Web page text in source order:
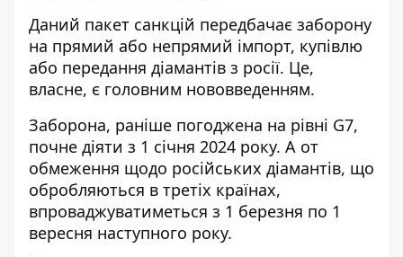
Даний пакет санкцій передбачає заборону
на прямий або непрямий імпорт, купівлю
або передання діамантів з росії. Це,
власне, є головним нововведенням.
Заборона, раніше погоджена на рівні G7,
почне діяти з 1 січня 2024 року. А от
обмеження щодо російських діамантів, що
обробляються в третіх країнах,
впроваджуватиметься з 1 березня по 1
вересня наступного року.